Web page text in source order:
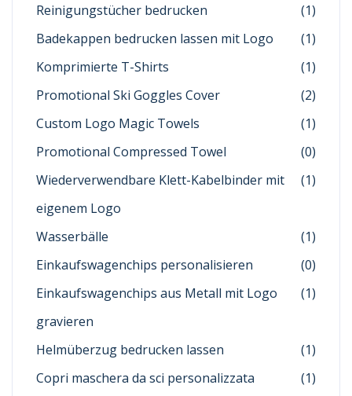
Reinigungstücher bedrucken
(1)
Badekappen bedrucken lassen mit Logo
(1)
Komprimierte T-Shirts
(1)
Promotional Ski Goggles Cover
(2)
Custom Logo Magic Towels
(1)
Promotional Compressed Towel
(0)
Wiederverwendbare Klett-Kabelbinder mit
eigenem Logo
(1)
Wasserbälle
(1)
Einkaufswagenchips personalisieren
(0)
Einkaufswagenchips aus Metall mit Logo
gravieren
(1)
Helmüberzug bedrucken lassen
(1)
Copri maschera da sci personalizzata
(1)